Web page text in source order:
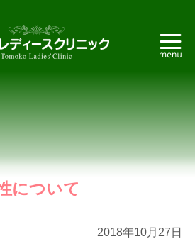
について
2018年10月27日